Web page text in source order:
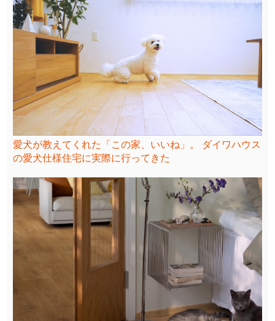
愛犬が教えてくれた「この家、いいね」。 ダイワハウス
の愛犬仕様住宅に実際に行ってきた